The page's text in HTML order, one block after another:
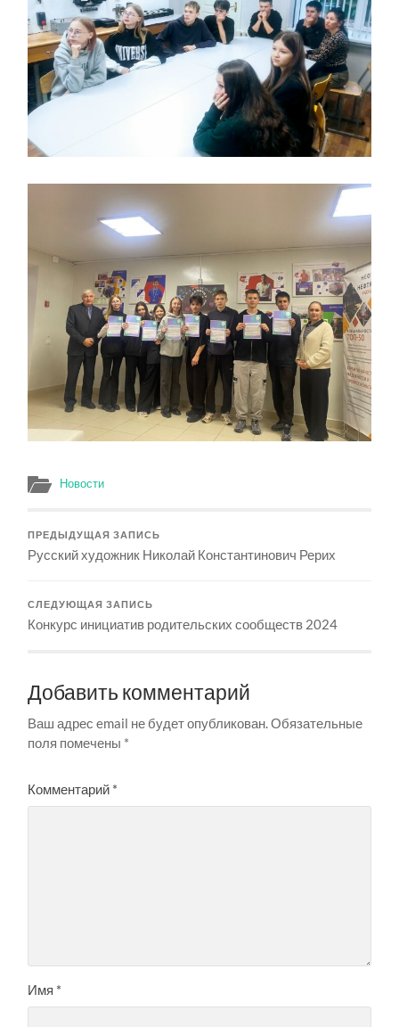
Новости
ПРЕДЫДУЩАЯ ЗАПИСЬ
Русский художник Николай Константинович Рерих
СЛЕДУЮЩАЯ ЗАПИСЬ
Конкурс инициатив родительских сообществ 2024
Добавить комментарий
Ваш адрес email не будет опубликован.Обязательные
поля помечены *
Комментарий *
Имя *